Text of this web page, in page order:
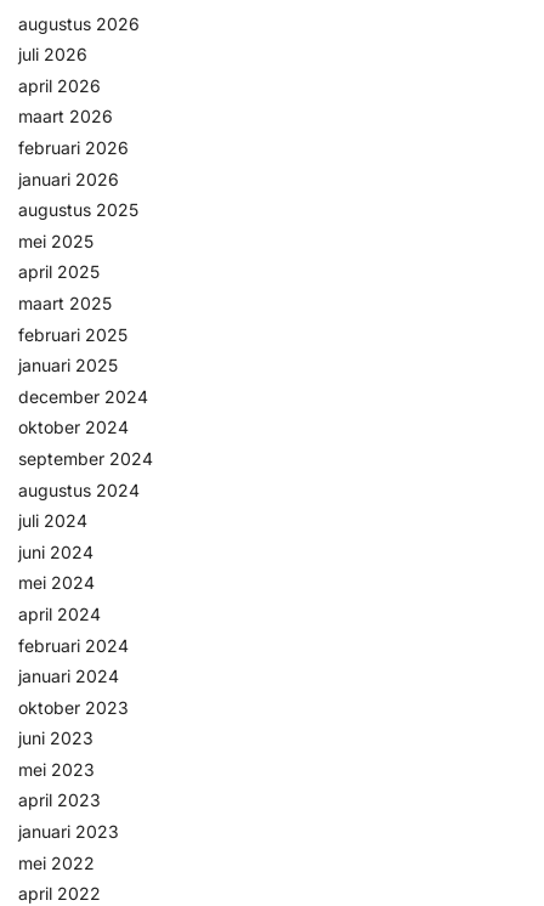
augustus 2026
juli 2026
april 2026
maart 2026
februari 2026
januari 2026
augustus 2025
mei 2025
april 2025
maart 2025
februari 2025
januari 2025
december 2024
oktober 2024
september 2024
augustus 2024
juli 2024
juni 2024
mei 2024
april 2024
februari 2024
januari 2024
oktober 2023
juni 2023
mei 2023
april 2023
januari 2023
mei 2022
april 2022